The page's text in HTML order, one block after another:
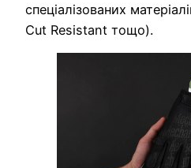
спеціалізованих
Cut Resistant тощо).